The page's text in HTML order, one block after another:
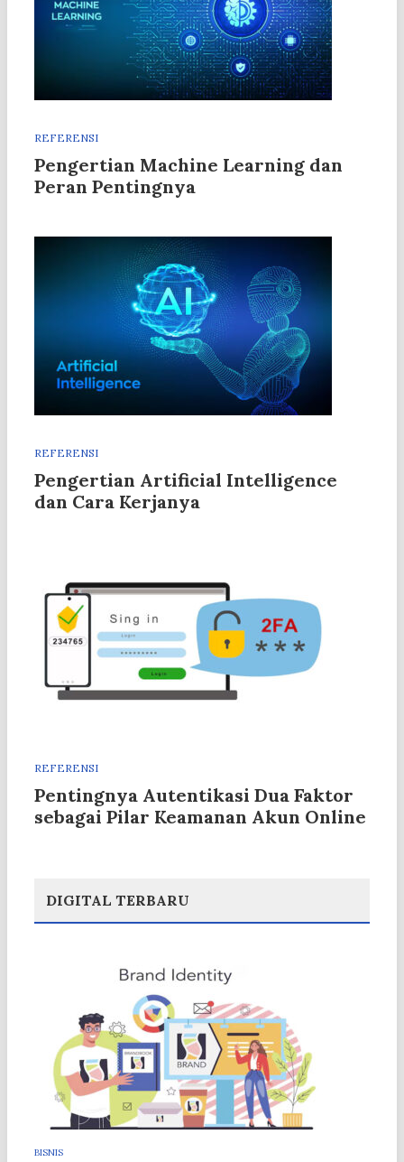
REFERENSI
Pengertian Machine Learning dan
Peran Pentingnya
REFERENSI
Pengertian Artificial Intelligence
dan Cara Kerjanya
REFERENSI
Pentingnya Autentikasi Dua Faktor
sebagai Pilar Keamanan Akun Online
DIGITAL TERBARU
BISNIS